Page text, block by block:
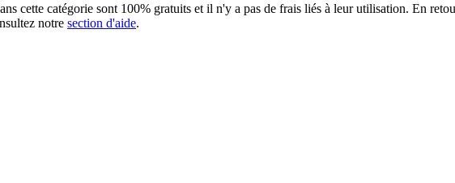
cette catégorie sont 100% gratuits et il n'y a pas de frais liés à leur utilisation. En
notre section d'aide.